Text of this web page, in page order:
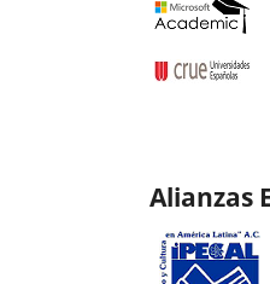
Alianzas